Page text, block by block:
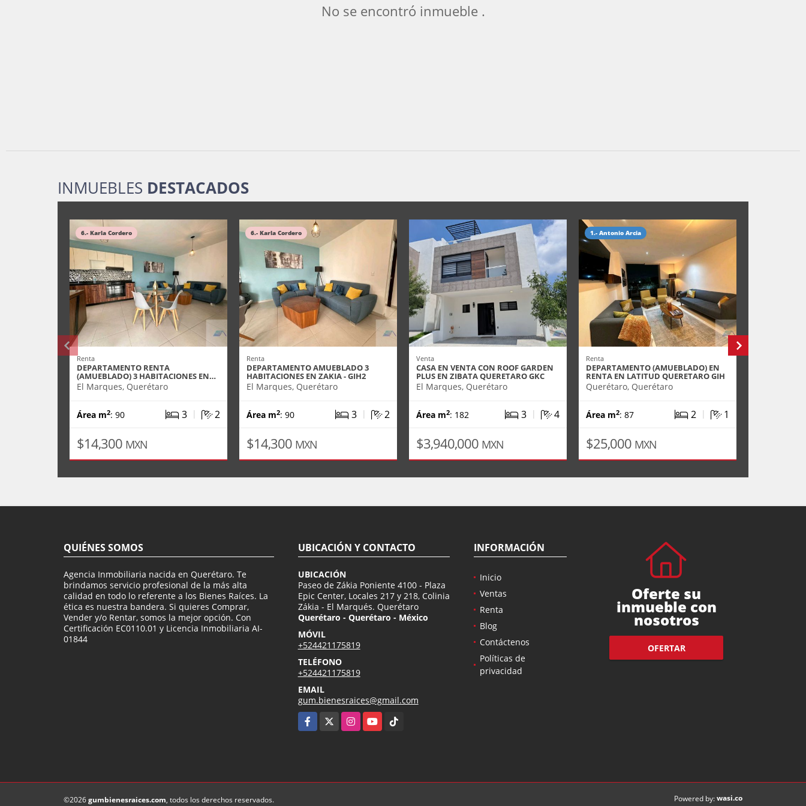
No se encontró inmueble .
INMUEBLES DESTACADOS
6.- Karla Cordero
Renta
DEPARTAMENTO RENTA
(AMUEBLADO) 3 HABITACIONES EN…
El Marques, Querétaro
Área m2: 90 3 | 2
$14,300 MXN
6.- Karla Cordero
Renta
DEPARTAMENTO AMUEBLADO 3
HABITACIONES EN ZAKIA - GIH2
El Marques, Querétaro
Área m2: 90 3 | 2
$14,300 MXN
Venta
CASA EN VENTA CON ROOF GARDEN
PLUS EN ZIBATA QUERETARO GKC
El Marques, Querétaro
Área m2: 182 3 | 4
$3,940,000 MXN
1.- Antonio Arcia
Renta
DEPARTAMENTO (AMUEBLADO) EN
RENTA EN LATITUD QUERETARO GIH
Querétaro, Querétaro
Área m2: 87 2 | 1
$25,000 MXN
QUIÉNES SOMOS
Agencia Inmobiliaria nacida en Querétaro. Te
brindamos servicio profesional de la más alta
calidad en todo lo referente a los Bienes Raíces. La
ética es nuestra bandera. Si quieres Comprar,
Vender y/o Rentar, somos la mejor opción. Con
Certificación EC0110.01 y Licencia Inmobiliaria AI-
01844
UBICACIÓN Y CONTACTO
UBICACIÓN
Paseo de Zákia Poniente 4100 - Plaza
Epic Center, Locales 217 y 218, Colinia
Zákia - El Marqués. Querétaro
Querétaro - Querétaro - México
MÓVIL
+524421175819
TELÉFONO
+524421175819
EMAIL
gum.bienesraices@gmail.com
Facebook
InstagramYouTubeTikTok
INFORMACIÓN
Inicio
Ventas
Renta
Blog
Contáctenos
Políticas de
privacidad
Oferte su
inmueble con
nosotros
OFERTAR
©2026gumbienesraices.com, todos los derechos reservados. Powered by:wasi.co